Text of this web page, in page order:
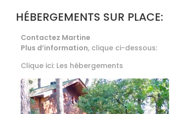
HÉBERGEMENTS SUR PLACE:
Contactez Martine
Plus d’information, clique ci-dessous:
Clique ici: Les hébergements